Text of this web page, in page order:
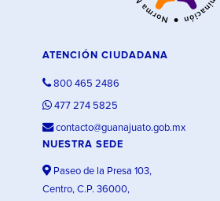
ATENCIÓN CIUDADANA
800 465 2486
477 274 5825
contacto@guanajuato.gob.mx
NUESTRA SEDE
Paseo de la Presa 103,
Centro, C.P. 36000,